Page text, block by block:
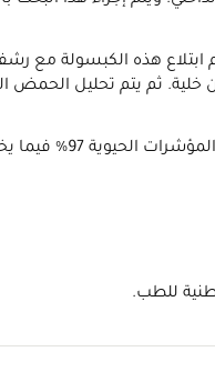
ابتلاع هذه الكبسولة مع
ثم يتم تحليل الحمض
كما يُشار إلى أنه قد تم الانتهاء من